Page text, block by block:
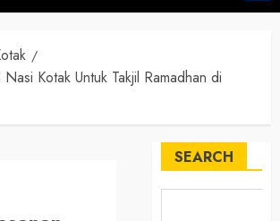
Nasi Kotak Untuk Takjil Ramadhan di
SEARCH